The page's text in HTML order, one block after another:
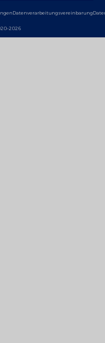
Datenverarbeitungsvereinbarung